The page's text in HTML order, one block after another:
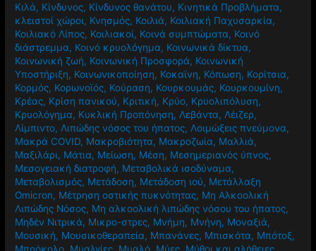
Κιλά, Κίνδυνος, Κίνδυνος θανάτου, Κινητικά Προβλήματα,
κλειστοί χώροι, Κνησμός, Κοιλιά, Κοιλιακή Παχυσαρκία,
Κοιλιακό Λίπος, Κοιλιακοί, Κοινά συμπτώματα, Κοινό
διάστρεμμα, Κοινό κρυολόγημα, Κοινωνικά δίκτυα,
Κοινωνική ζωή, Κοινωνική Προσφορά, Κοινωνική
Υποστήριξη, Κοινωνικοποίηση, Κοκαϊνη, Κόπωση, Κορίτσια,
Κορμός, Κορωνοϊός, Κούραση, Κουρκουμάς, Κουρκουμίνη,
Κρέας, Κρίση πανικού, Κριτική, Κρύο, Κρυολιπόλυση,
Κρυολόγημα, Κυκλική Προπόνηση, Λεβάντα, Λέιζερ,
Λίμπιντο, Λιπώδης νόσος του ήπατος, Λοιμώξεις πνεύμονα,
Μακρά COVID, Μακροβιότητα, Μακροζωία, Μαλλιά,
Μαξιλάρι, Μάτια, Μείωση, Μέση, Μεσημεριανός ύπνος,
Μεσογειακή διατροφή, Μεταβολικά ισοδύναμα,
Μεταβολισμός, Μετάδοση, Μετάδοση ιού, Μετάλλαξη
Omicron, Μέτρηση οστικής πυκνότητας, Μη Αλκοολική
Λιπώδης Νόσος, Μη αλκοολική λιπώδης νόσου του ήπατος,
Μηδέν Νιτρικά, Μικρο-στρες, Μνήμη, Μνήνη, Μοναξιά,
Μουσική, Μουσικοθεραπεία, Μπανάνες, Μπισκότα, Μπότοξ,
Μπρόκολο, Μυαλγίες, Μυαλό, Μύες, Μύθοι και αλήθειες,